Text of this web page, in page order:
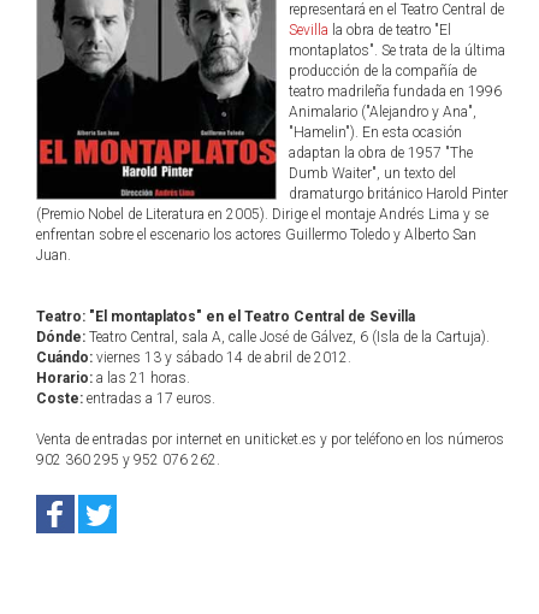
representará en el Teatro Central de
Sevilla la obra de teatro "El
montaplatos". Se trata de la última
producción de la compañía de
teatro madrileña fundada en 1996
Animalario ("Alejandro y Ana",
"Hamelin"). En esta ocasión
adaptan la obra de 1957 "The
Dumb Waiter", un texto del
dramaturgo británico Harold Pinter
(Premio Nobel de Literatura en 2005). Dirige el montaje Andrés Lima y se
enfrentan sobre el escenario los actores Guillermo Toledo y Alberto San
Juan.
Teatro: "El montaplatos" en el Teatro Central de Sevilla
Dónde: Teatro Central, sala A, calle José de Gálvez, 6 (Isla de la Cartuja).
Cuándo: viernes 13 y sábado 14 de abril de 2012.
Horario: a las 21 horas.
Coste: entradas a 17 euros.
Venta de entradas por internet en uniticket.es y por teléfono en los números
902 360 295 y 952 076 262.